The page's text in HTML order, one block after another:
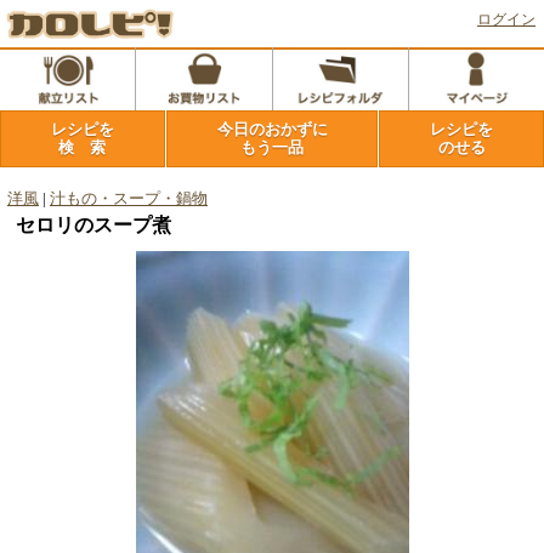
ログイン
レシピを
検 索
今日のおかずに
もう一品
レシピを
のせる
洋風 汁もの・スープ・鍋物
セロリのスープ煮